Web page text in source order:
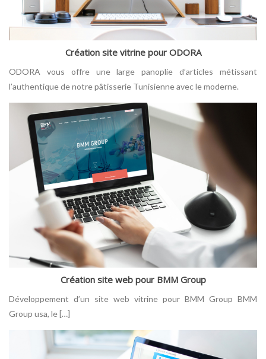
Création site vitrine pour ODORA
ODORA vous offre une large panoplie d’articles métissant
l’authentique de notre pâtisserie Tunisienne avec le moderne.
Création site web pour BMM Group
Développement d’un site web vitrine pour BMM Group BMM
Group usa, le […]